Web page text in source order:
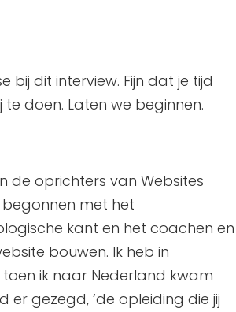
bij dit interview. Fijn dat je tijd
doen. Laten we beginnen.
de oprichters van Websites
begonnen met het
kant en het coachen en
bouwen. Ik heb in
ik naar Nederland kwam
er gezegd, ‘de opleiding die jij